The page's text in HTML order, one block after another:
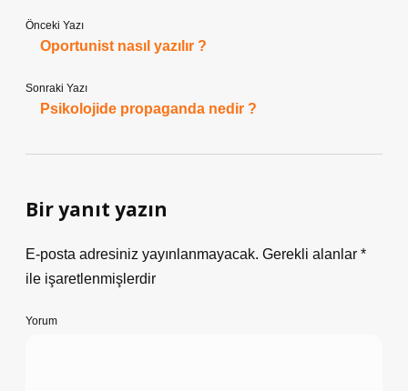
Önceki Yazı
Oportunist nasıl yazılır ?
Sonraki Yazı
Psikolojide propaganda nedir ?
Bir yanıt yazın
E-posta adresiniz yayınlanmayacak. Gerekli alanlar *
ile işaretlenmişlerdir
Yorum